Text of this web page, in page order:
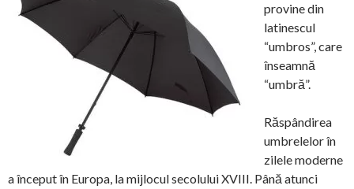
provine din
latinescul
“umbros”, care
înseamnă
“umbră”.
Răspândirea
umbrelelor în
zilele moderne
a început în Europa, la mijlocul secolului XVIII. Până atunci